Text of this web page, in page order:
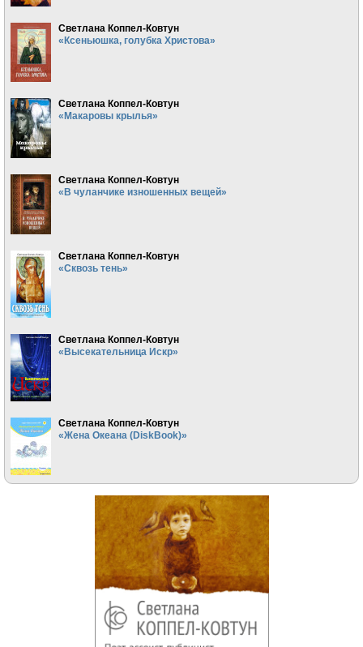
Светлана Коппел-Ковтун
«Ксеньюшка, голубка Христова»
Светлана Коппел-Ковтун
«Макаровы крылья»
Светлана Коппел-Ковтун
«В чуланчике изношенных вещей»
Светлана Коппел-Ковтун
«Сквозь тень»
Светлана Коппел-Ковтун
«Высекательница Искр»
Светлана Коппел-Ковтун
«Жена Океана (DiskBook)»